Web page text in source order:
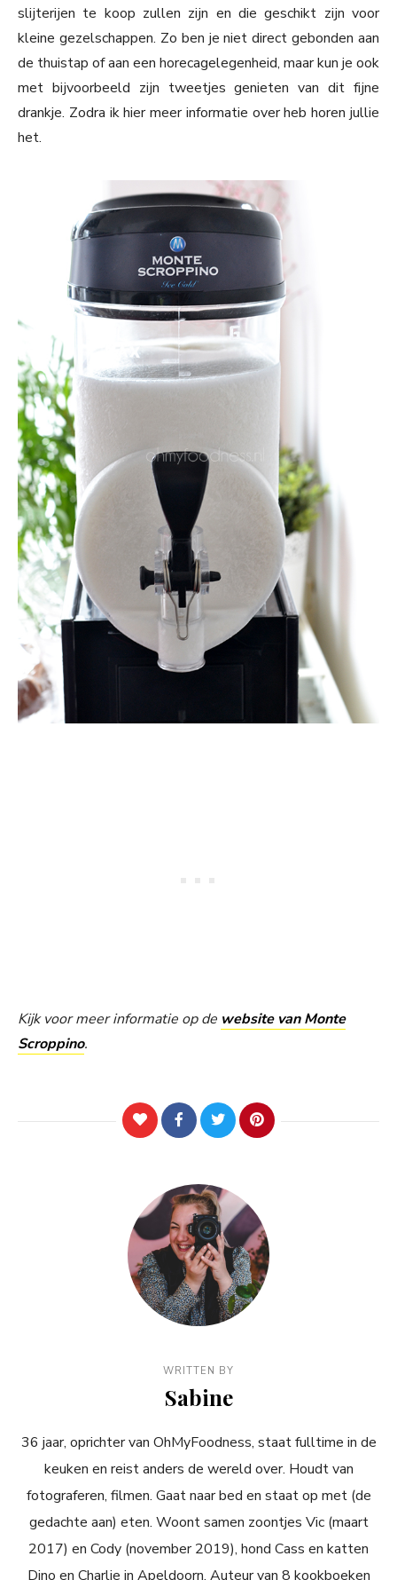
slijterijen te koop zullen zijn en die geschikt zijn voor
kleine gezelschappen. Zo ben je niet direct gebonden aan
de thuistap of aan een horecagelegenheid, maar kun je ook
met bijvoorbeeld zijn tweetjes genieten van dit fijne
drankje. Zodra ik hier meer informatie over heb horen jullie
het.
Kijk voor meer informatie op de website van Monte
Scroppino.
WRITTEN BY
Sabine
36 jaar, oprichter van OhMyFoodness, staat fulltime in de
keuken en reist anders de wereld over. Houdt van
fotograferen, filmen. Gaat naar bed en staat op met (de
gedachte aan) eten. Woont samen zoontjes Vic (maart
2017) en Cody (november 2019), hond Cass en katten
Dino en Charlie in Apeldoorn. Auteur van 8 kookboeken